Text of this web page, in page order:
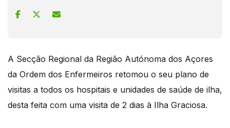
A Secção Regional da Região Autónoma dos Açores
da Ordem dos Enfermeiros retomou o seu plano de
visitas a todos os hospitais e unidades de saúde de ilha,
desta feita com uma visita de 2 dias à Ilha Graciosa.